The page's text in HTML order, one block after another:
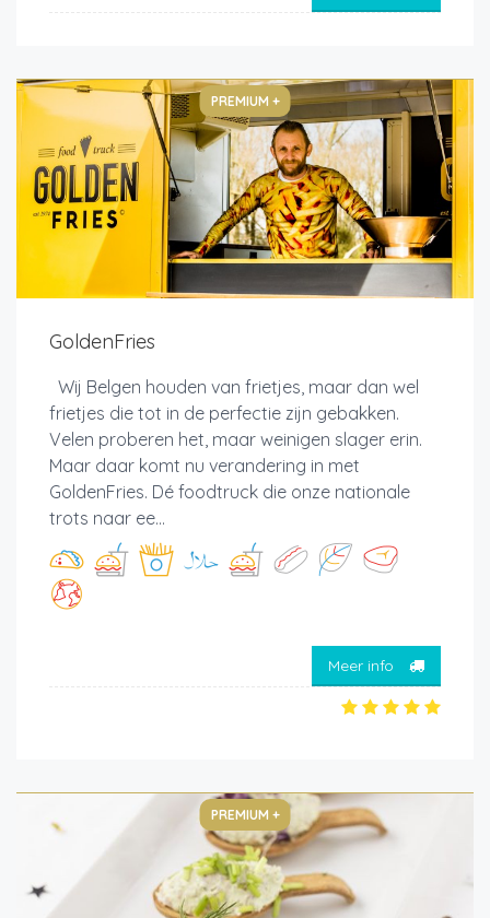
PREMIUM +
GoldenFries
Wij Belgen houden van frietjes, maar dan wel
frietjes die tot in de perfectie zijn gebakken.
Velen proberen het, maar weinigen slager erin.
Maar daar komt nu verandering in met
GoldenFries. Dé foodtruck die onze nationale
trots naar ee...
Meer info
PREMIUM +